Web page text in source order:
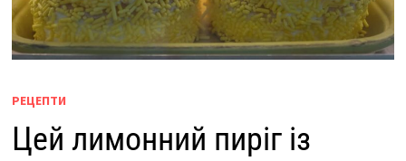
РЕЦЕПТИ
Цей лимонний пиріг із